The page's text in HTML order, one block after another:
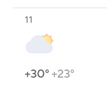
11
+30°+23°